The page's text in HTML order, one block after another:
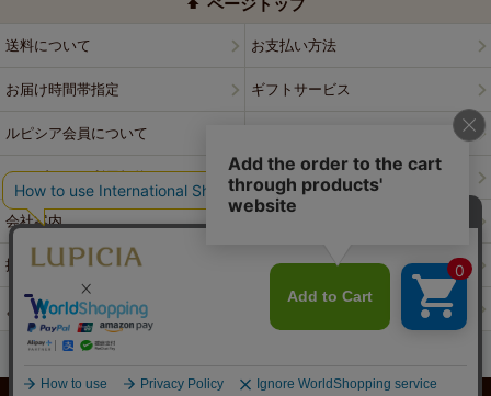
ページトップ
送料について お支払い方法
お届け時間帯指定 ギフトサービス
ルピシア会員について
ウェブサイト利用規約 特定商取引法に基づく表記
会社案内
採用情報 ルピシアブランド
よくある質問